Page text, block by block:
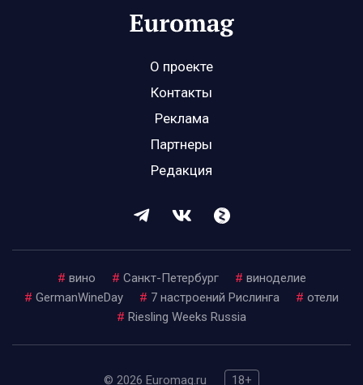
О проекте
Контакты
Реклама
Партнеры
Редакция
# вино # Санкт-Петербург # виноделие
# GermanWineDay # 7 настроений Рислинга # отели
# Riesling Weeks Russia
© 2026 Euromag.ru 18+